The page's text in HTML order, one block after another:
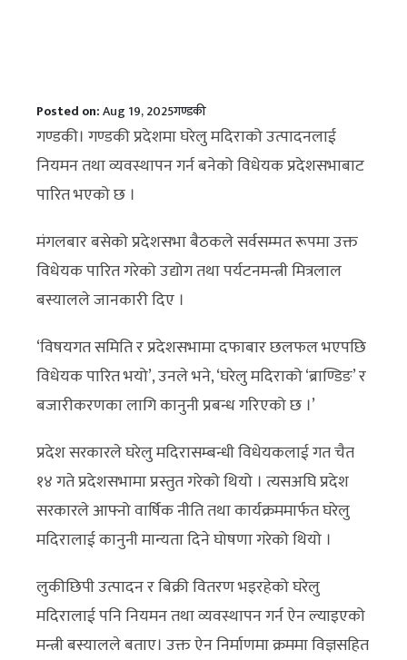
Posted on:Aug 19, 2025गण्डकी
गण्डकी। गण्डकी प्रदेशमा घरेलु मदिराको उत्पादनलाई
नियमन तथा व्यवस्थापन गर्न बनेको विधेयक प्रदेशसभाबाट
पारित भएको छ ।
मंगलबार बसेको प्रदेशसभा बैठकले सर्वसम्मत रूपमा उक्त
विधेयक पारित गरेको उद्योग तथा पर्यटनमन्त्री मित्रलाल
बस्यालले जानकारी दिए ।
‘विषयगत समिति र प्रदेशसभामा दफाबार छलफल भएपछि
विधेयक पारित भयो’, उनले भने, ‘घरेलु मदिराको ‘ब्राण्डिङ’ र
बजारीकरणका लागि कानुनी प्रबन्ध गरिएको छ ।’
प्रदेश सरकारले घरेलु मदिरासम्बन्धी विधेयकलाई गत चैत
१४ गते प्रदेशसभामा प्रस्तुत गरेको थियो । त्यसअघि प्रदेश
सरकारले आफ्नो वार्षिक नीति तथा कार्यक्रममार्फत घरेलु
मदिरालाई कानुनी मान्यता दिने घोषणा गरेको थियो ।
लुकीछिपी उत्पादन र बिक्री वितरण भइरहेको घरेलु
मदिरालाई पनि नियमन तथा व्यवस्थापन गर्न ऐन ल्याइएको
मन्त्री बस्यालले बताए। उक्त ऐन निर्माणमा क्रममा विज्ञसहित